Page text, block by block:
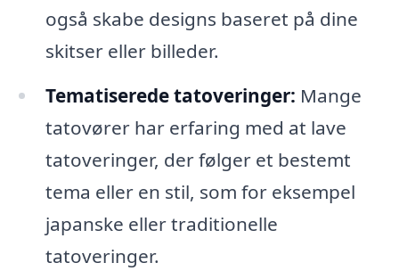
også skabe designs baseret på dine
skitser eller billeder.
Tematiserede tatoveringer: Mange
tatovører har erfaring med at lave
tatoveringer, der følger et bestemt
tema eller en stil, som for eksempel
japanske eller traditionelle
tatoveringer.